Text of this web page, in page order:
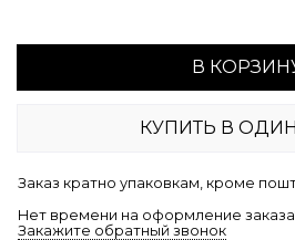
В
КУПИТЬ В
Заказ кратно упаковкам, кроме
Нет времени на оформление
Закажите обратный звонок